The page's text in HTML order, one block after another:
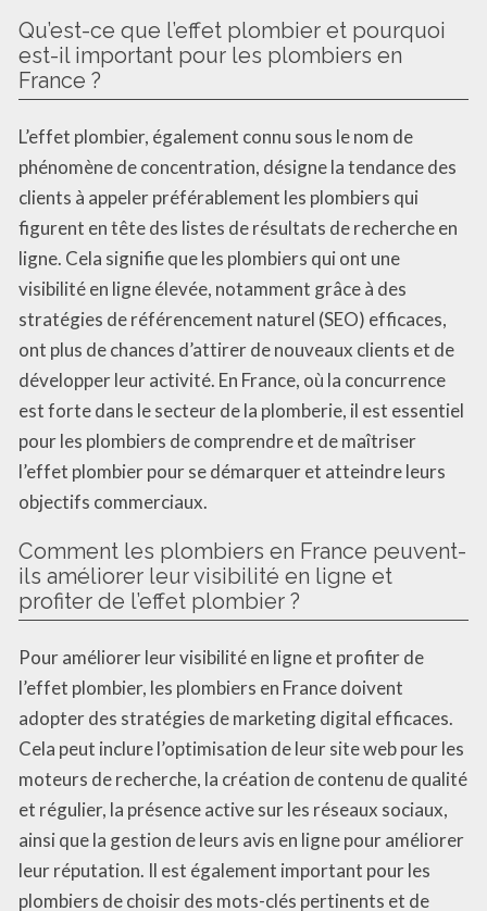
Qu’est-ce que l’effet plombier et pourquoi
est-il important pour les plombiers en
France ?
L’effet plombier, également connu sous le nom de
phénomène de concentration, désigne la tendance des
clients à appeler préférablement les plombiers qui
figurent en tête des listes de résultats de recherche en
ligne. Cela signifie que les plombiers qui ont une
visibilité en ligne élevée, notamment grâce à des
stratégies de référencement naturel (SEO) efficaces,
ont plus de chances d’attirer de nouveaux clients et de
développer leur activité. En France, où la concurrence
est forte dans le secteur de la plomberie, il est essentiel
pour les plombiers de comprendre et de maîtriser
l’effet plombier pour se démarquer et atteindre leurs
objectifs commerciaux.
Comment les plombiers en France peuvent-
ils améliorer leur visibilité en ligne et
profiter de l’effet plombier ?
Pour améliorer leur visibilité en ligne et profiter de
l’effet plombier, les plombiers en France doivent
adopter des stratégies de marketing digital efficaces.
Cela peut inclure l’optimisation de leur site web pour les
moteurs de recherche, la création de contenu de qualité
et régulier, la présence active sur les réseaux sociaux,
ainsi que la gestion de leurs avis en ligne pour améliorer
leur réputation. Il est également important pour les
plombiers de choisir des mots-clés pertinents et de